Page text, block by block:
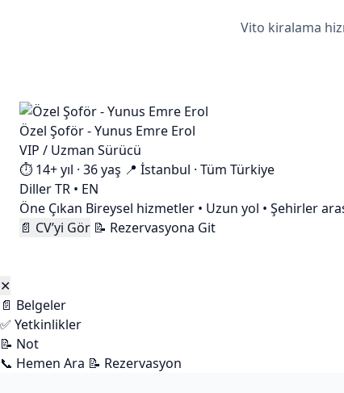
Vito kiralama
Özel Şoför - Yunus Emre Erol
VIP / Uzman Sürücü
⏱️ 14+ yıl · 36 yaş 📍 İstanbul · Tüm Türkiye
DillerTR • EN
Öne Çıkan Bireysel hizmetler • Uzun yol • Şehirler
📄 CV’yi Gör 📝 Rezervasyona Git
✕
📄 Belgeler
✅ Yetkinlikler
📝 Not
📞 Hemen Ara 📝 Rezervasyon